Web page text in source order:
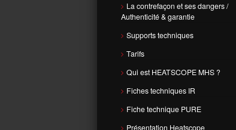
La contrefaçon et ses dangers /
Authenticité & garantie
Supports techniques
Tarifs
Qui est HEATSCOPE MHS ?
Fiches techniques IR
Fiche technique PURE
Présentation Heatscope